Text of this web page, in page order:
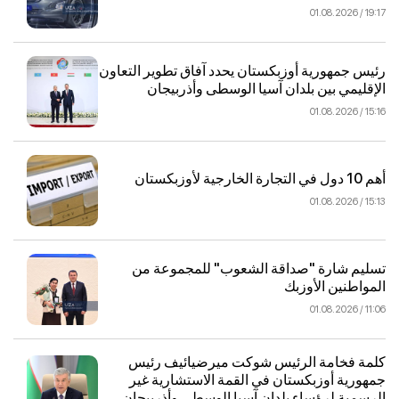
19:17 / 01.08.2026
رئيس جمهورية أوزبكستان يحدد آفاق تطوير التعاون
الإقليمي بين بلدان آسيا الوسطى وأذربيجان
15:16 / 01.08.2026
أهم 10 دول في التجارة الخارجية لأوزبكستان
15:13 / 01.08.2026
تسليم شارة "صداقة الشعوب" للمجموعة من
المواطنين الأوزبك
11:06 / 01.08.2026
كلمة فخامة الرئيس شوكت ميرضيائيف رئيس
جمهورية أوزبكستان في القمة الاستشارية غير